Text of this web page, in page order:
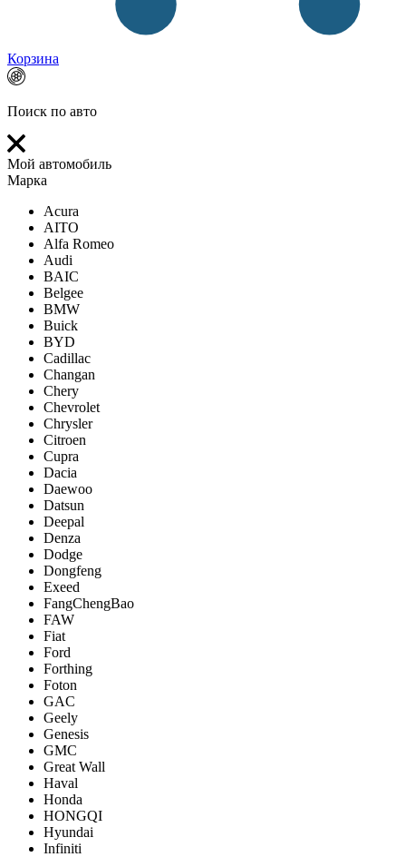
Корзина
Поиск по авто
Мой автомобиль
Марка
Acura
AITO
Alfa Romeo
Audi
BAIC
Belgee
BMW
Buick
BYD
Cadillac
Changan
Chery
Chevrolet
Chrysler
Citroen
Cupra
Dacia
Daewoo
Datsun
Deepal
Denza
Dodge
Dongfeng
Exeed
FangChengBao
FAW
Fiat
Ford
Forthing
Foton
GAC
Geely
Genesis
GMC
Great Wall
Haval
Honda
HONGQI
Hyundai
Infiniti